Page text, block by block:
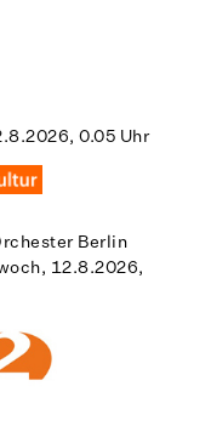
0.05 Uhr
Berlin
12.8.2026,